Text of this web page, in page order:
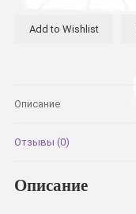
30WAdd to Wishlist
Описание
Отзывы (0)
Описание